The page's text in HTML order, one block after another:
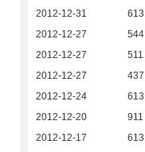
2012-12-31
613
2012-12-27
544
2012-12-27
511
2012-12-27
437
2012-12-24
613
2012-12-20
911
2012-12-17
613